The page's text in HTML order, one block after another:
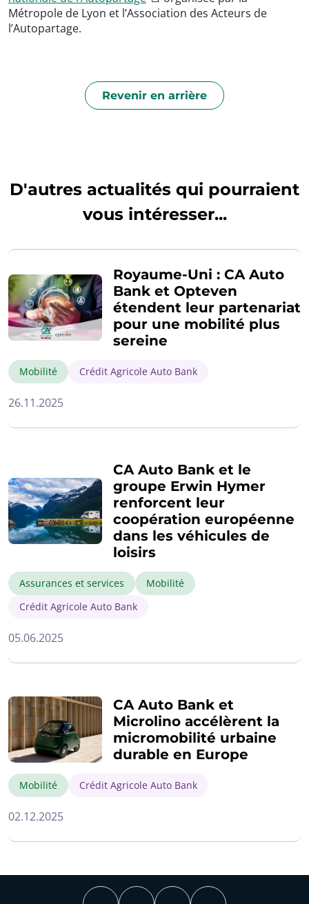
Métropole de Lyon et l’Association des Acteurs de
l’Autopartage.
Revenir en arrière
D'autres actualités qui pourraient
vous intéresser...
Royaume-Uni : CA Auto
Bank et Opteven
étendent leur partenariat
pour une mobilité plus
sereine
Mobilité Crédit Agricole Auto Bank
26.11.2025
CA Auto Bank et le
groupe Erwin Hymer
renforcent leur
coopération européenne
dans les véhicules de
loisirs
Assurances et services
Mobilité
Crédit Agricole Auto Bank
05.06.2025
CA Auto Bank et
Microlino accélèrent la
micromobilité urbaine
durable en Europe
Mobilité Crédit Agricole Auto Bank
02.12.2025